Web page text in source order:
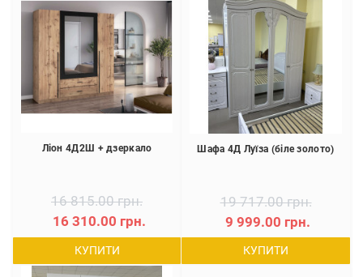
Ліон 4Д2Ш + дзеркало
16 815.00 грн.
16 310.00 грн.
КУПИТИ
Шафа 4Д Луїза (біле золото)
19 717.00 грн.
9 999.00 грн.
КУПИТИ